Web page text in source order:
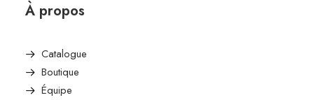
À propos
Catalogue
Boutique
Équipe